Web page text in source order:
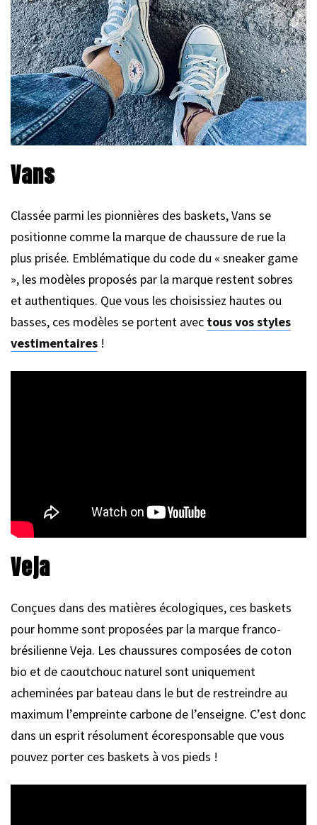
Vans
Classée parmi les pionnières des baskets, Vans se
positionne comme la marque de chaussure de rue la
plus prisée. Emblématique du code du « sneaker game
», les modèles proposés par la marque restent sobres
et authentiques. Que vous les choisissiez hautes ou
basses, ces modèles se portent avec tous vos styles
vestimentaires !
Veja
Conçues dans des matières écologiques, ces baskets
pour homme sont proposées par la marque franco-
brésilienne Veja. Les chaussures composées de coton
bio et de caoutchouc naturel sont uniquement
acheminées par bateau dans le but de restreindre au
maximum l’empreinte carbone de l’enseigne. C’est donc
dans un esprit résolument écoresponsable que vous
pouvez porter ces baskets à vos pieds !